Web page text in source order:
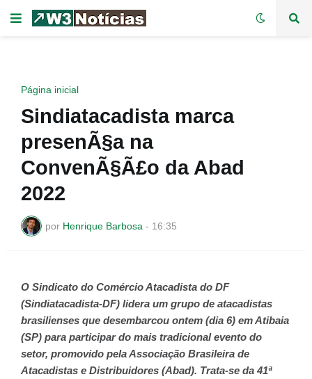
Página inicial
Sindiatacadista marca
presenÃ§a na
ConvenÃ§Ã£o da Abad
2022
por Henrique Barbosa - 16:35
O Sindicato do Comércio Atacadista do DF
(Sindiatacadista-DF) lidera um grupo de atacadistas
brasilienses que desembarcou ontem (dia 6) em Atibaia
(SP) para participar do mais tradicional evento do
setor, promovido pela Associação Brasileira de
Atacadistas e Distribuidores (Abad). Trata-se da 41ª